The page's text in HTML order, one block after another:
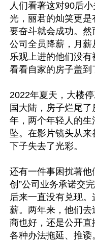
人们看著这对90后
光，丽君的灿笑更
要奋斗就会成功。
公司全员降薪，月
乐观上进的他们没
看看自家的房子盖到
2022年夏天，大楼
国大陆，房子烂尾
年，两个年轻人的
坠。在影片镜头从
下子失去了光彩。
还有一件事困扰著他
创”公司业务承诺交
后来一直没有兑现
薪。两年来，他们
商也好，还是公开
各种办法拖延、推诿